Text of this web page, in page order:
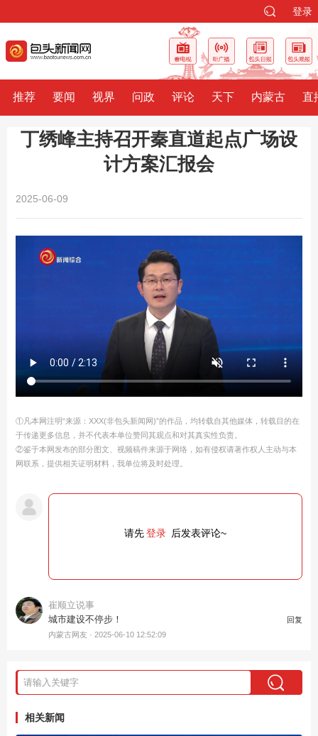
登录
推荐 要闻 视界 问政 评论 天下 内蒙古 直
丁绣峰主持召开秦直道起点广场设
计方案汇报会
2025-06-09
①凡本网注明“来源：XXX(非包头新闻网)”的作品，均转载自其他媒体，转载目的在
于传递更多信息，并不代表本单位赞同其观点和对其真实性负责。
②鉴于本网发布的部分图文、视频稿件来源于网络，如有侵权请著作权人主动与本
网联系，提供相关证明材料，我单位将及时处理。
请先登录 后发表评论~
崔顺立说事
城市建设不停步！
回复
内蒙古网友 ·2025-06-10 12:52:09
相关新闻